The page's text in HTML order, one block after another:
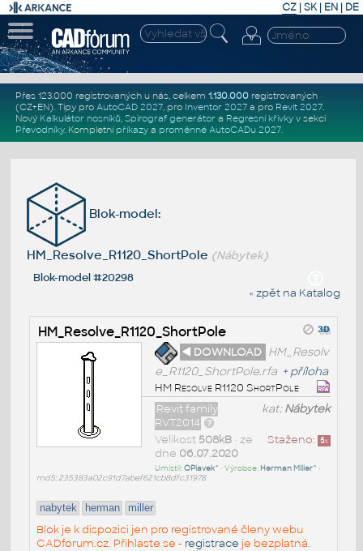
CZ | SK| EN | DE
Přes 123.000 registrovaných u nás, celkem 1.130.000registrovaných
(CZ+EN). Tipy pro AutoCAD 2027, pro Inventor 2027a pro Revit 2027.
Nový Kalkulátor nosníků, Spirograf generátor a Regresní křivkyv sekci
Převodníky. Kompletní příkazya proměnné AutoCADu 2027.
Blok-model:
HM_Resolve_R1120_ShortPole (Nábytek)
Blok-model #20298
« zpět na Katalog
HM_Resolve_R1120_ShortPole
◄ DOWNLOAD HM_Resolv
e_R1120_ShortPole.rfa + příloha
HM Resolve R1120 ShortPole
kat:Nábytek
Revit family
RVT2014
Staženo: 5x
Velikost 508kB• ze
dne 06.07.2020
Umístil:OPlavek^ • Výrobce: Herman Miller^ •
md5: 235383a02c91d7abef621cb8dfc31978
nabytek herman miller
Blok je k dispozici jen pro registrované členy webu
CADforum.cz. Přihlaste se - registrace je bezplatná.